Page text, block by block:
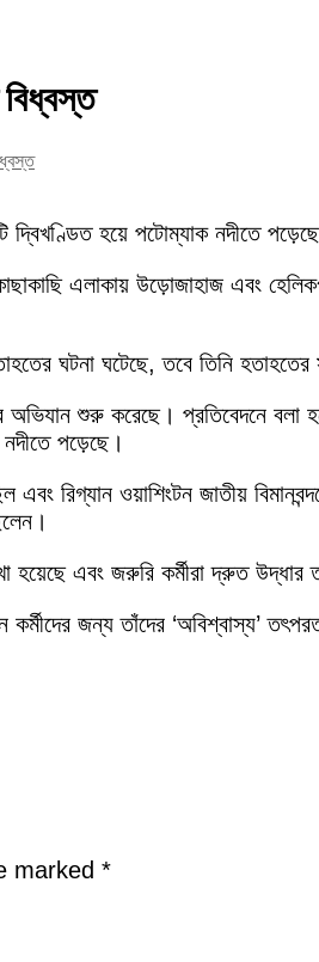
বিধ্বস্ত
দ্বিখণ্ডিত হয়ে পটোম্যাক নদীতে
এলাকায় উড়োজাহাজ এবং
ঘটনা ঘটেছে, তবে তিনি
শুরু করেছে। প্রতিবেদনে বলা
পড়েছে।
রিগ্যান ওয়াশিংটন জাতীয়
হয়েছে এবং জরুরি কর্মীরা দ্রুত উদ্ধার
কর্মীদের জন্য তাঁদের ‘অবিশ্বাস্য’
marked *